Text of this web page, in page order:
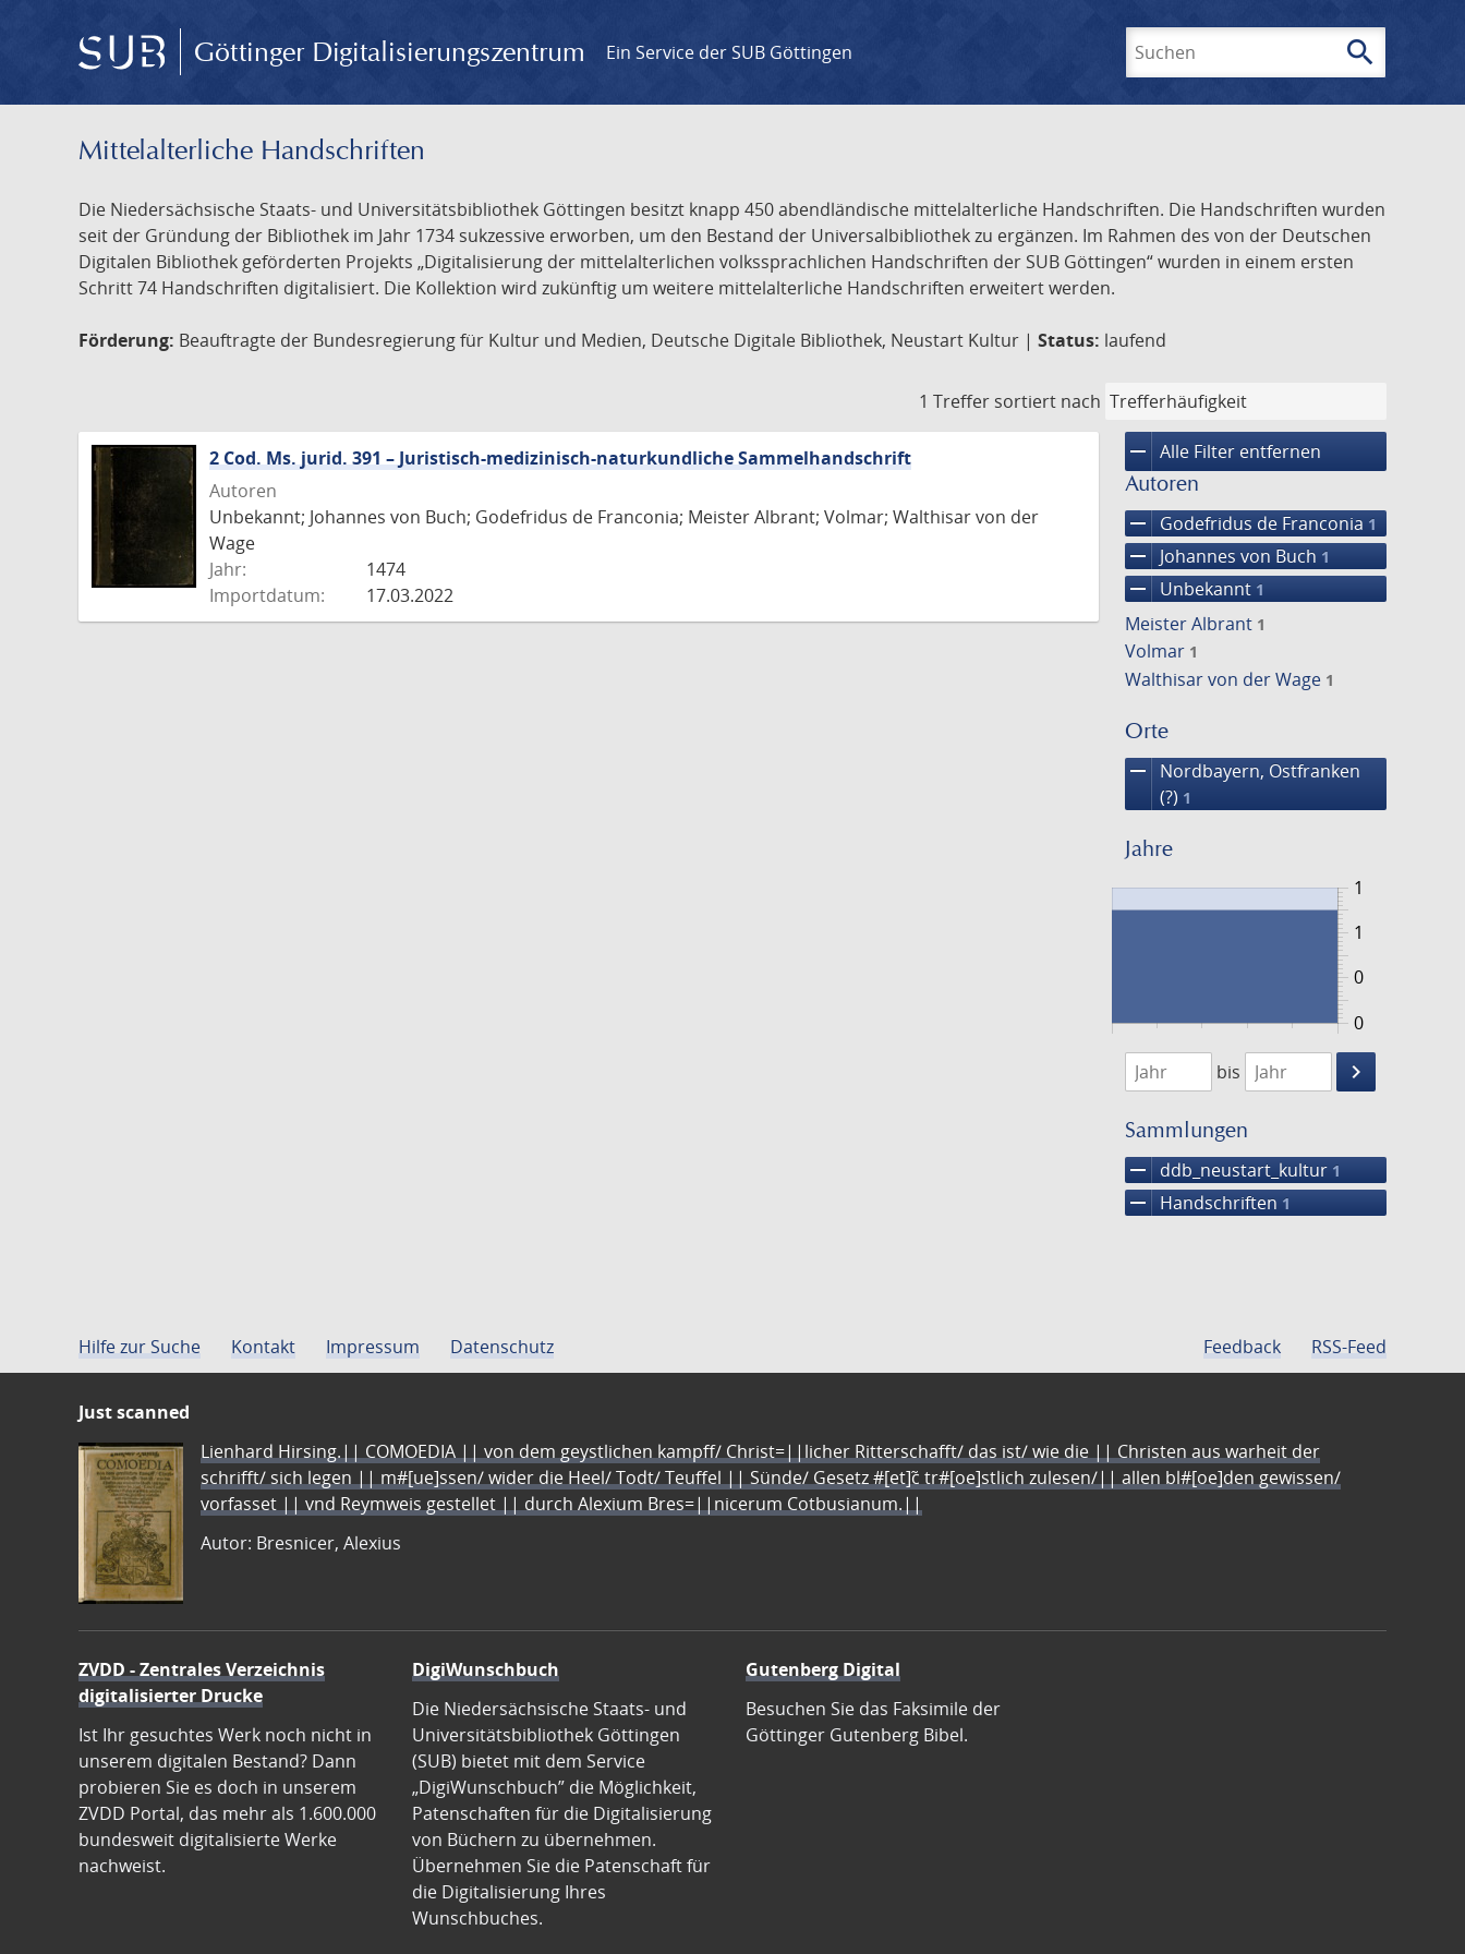
Göttinger Digitalisierungszentrum Ein Service der SUB Göttingen search
Mittelalterliche Handschriften
Die Niedersächsische Staats- und Universitätsbibliothek Göttingen besitzt knapp 450 abendländische mittelalterliche Handschriften. Die Handschriften wurden
seit der Gründung der Bibliothek im Jahr 1734 sukzessive erworben, um den Bestand der Universalbibliothek zu ergänzen. Im Rahmen des von der Deutschen
Digitalen Bibliothek geförderten Projekts „Digitalisierung der mittelalterlichen volkssprachlichen Handschriften der SUB Göttingen“ wurden in einem ersten
Schritt 74 Handschriften digitalisiert. Die Kollektion wird zukünftig um weitere mittelalterliche Handschriften erweitert werden.
Förderung: Beauftragte der Bundesregierung für Kultur und Medien, Deutsche Digitale Bibliothek, Neustart Kultur | Status: laufend
1 Treffer sortiert nach
remove Alle Filter entfernen
Autoren
remove Godefridus de Franconia 1
remove Johannes von Buch 1
remove Unbekannt 1
Meister Albrant 1
Volmar 1
Walthisar von der Wage 1
Orte
remove
Nordbayern, Ostfranken
(?) 1
Jahre
0
1
0
1
1474
1475
bis
keyboard_arrow_right
Suche
Sammlungen
remove ddb_neustart_kultur 1
remove Handschriften 1
2 Cod. Ms. jurid. 391 – Juristisch-medizinisch-naturkundliche Sammelhandschrift
Autoren
Unbekannt; Johannes von Buch; Godefridus de Franconia; Meister Albrant; Volmar; Walthisar von der
Wage
Jahr:
1474
Importdatum:
17.03.2022
Hilfe zur Suche Kontakt Impressum Datenschutz Feedback RSS-Feed
Just scanned
Lienhard Hirsing.|| COMOEDIA || von dem geystlichen kampff/ Christ=||licher Ritterschafft/ das ist/ wie die || Christen aus warheit der
schrifft/ sich legen || m#[ue]ssen/ wider die Heel/ Todt/ Teuffel || Sünde/ Gesetz #[et]c̃ tr#[oe]stlich zulesen/|| allen bl#[oe]den gewissen/
vorfasset || vnd Reymweis gestellet || durch Alexium Bres=||nicerum Cotbusianum.||
Autor: Bresnicer, Alexius
ZVDD - Zentrales Verzeichnis
digitalisierter Drucke
Ist Ihr gesuchtes Werk noch nicht in
unserem digitalen Bestand? Dann
probieren Sie es doch in unserem
ZVDD Portal, das mehr als 1.600.000
bundesweit digitalisierte Werke
nachweist.
DigiWunschbuch
Die Niedersächsische Staats- und
Universitätsbibliothek Göttingen
(SUB) bietet mit dem Service
„DigiWunschbuch” die Möglichkeit,
Patenschaften für die Digitalisierung
von Büchern zu übernehmen.
Übernehmen Sie die Patenschaft für
die Digitalisierung Ihres
Wunschbuches.
Gutenberg Digital
Besuchen Sie das Faksimile der
Göttinger Gutenberg Bibel.